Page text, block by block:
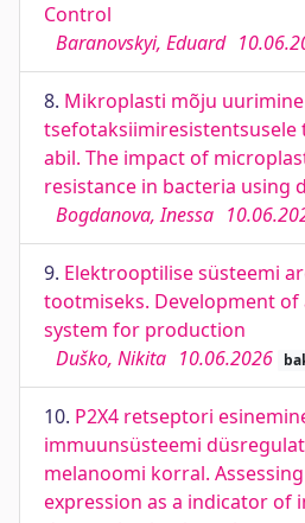
Control
Baranovskyi, Eduard
8. Mikroplasti mõju
abil. The impact of
resistance in bacteria using
Bogdanova, Inessa
9. Elektrooptilise süsteemi
tootmiseks. Development
system for production
Duško, Nikita 10.06.2026
10. P2X4 retseptori
immuunsüsteemi
melanoomi korral.
expression as a indicator of